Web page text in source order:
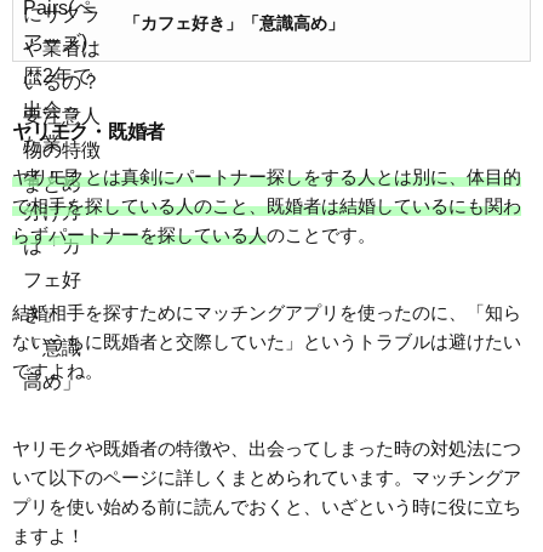
「カフェ好き」「意識高め」
ヤリモク・既婚者
ヤリモクとは真剣にパートナー探しをする人とは別に、体目的
で相手を探している人のこと、既婚者は結婚しているにも関わ
らずパートナーを探している人のことです。
結婚相手を探すためにマッチングアプリを使ったのに、「知ら
ないうちに既婚者と交際していた」というトラブルは避けたい
ですよね。
ヤリモクや既婚者の特徴や、出会ってしまった時の対処法につ
いて以下のページに詳しくまとめられています。マッチングア
プリを使い始める前に読んでおくと、いざという時に役に立ち
ますよ！